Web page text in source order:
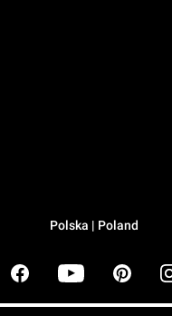
Polska | Poland